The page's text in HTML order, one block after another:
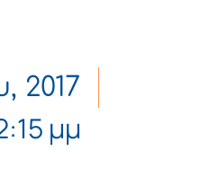
2017
μμ